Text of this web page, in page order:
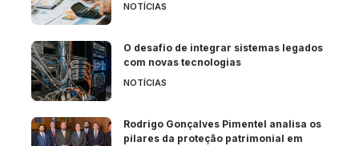
NOTÍCIAS
O desafio de integrar sistemas legados
com novas tecnologias
NOTÍCIAS
Rodrigo Gonçalves Pimentel analisa os
pilares da proteção patrimonial em